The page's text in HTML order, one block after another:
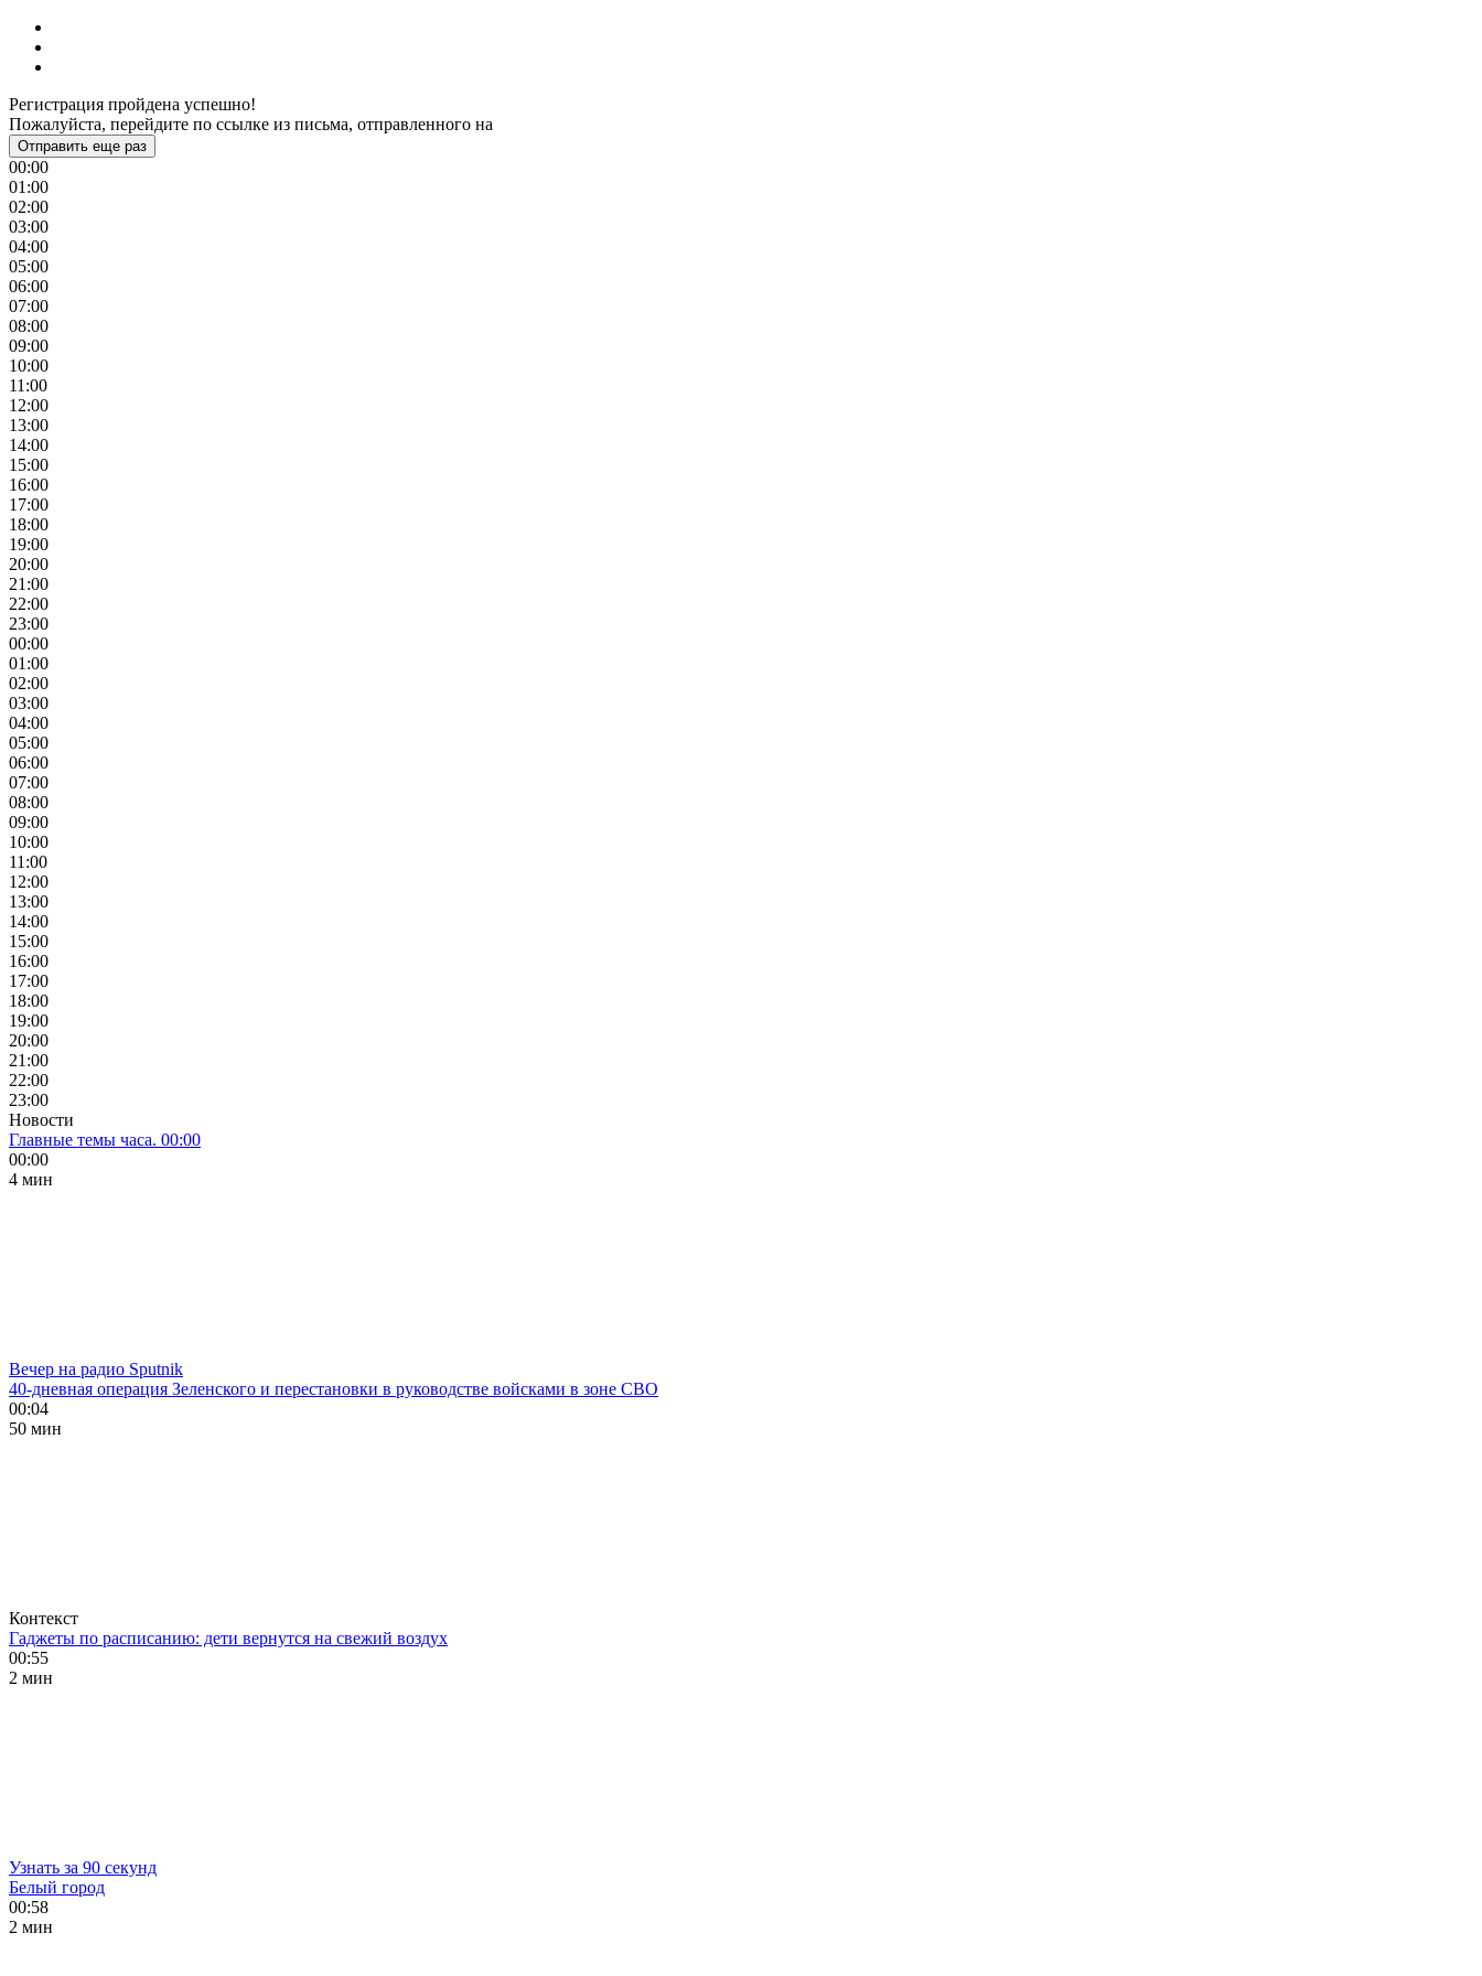
Регистрация пройдена успешно!
Пожалуйста, перейдите по ссылке из письма, отправленного на
Отправить еще раз
00:00
01:00
02:00
03:00
04:00
05:00
06:00
07:00
08:00
09:00
10:00
11:00
12:00
13:00
14:00
15:00
16:00
17:00
18:00
19:00
20:00
21:00
22:00
23:00
00:00
01:00
02:00
03:00
04:00
05:00
06:00
07:00
08:00
09:00
10:00
11:00
12:00
13:00
14:00
15:00
16:00
17:00
18:00
19:00
20:00
21:00
22:00
23:00
Новости
Главные темы часа. 00:00
00:00
4 мин
Вечер на радио Sputnik
40-дневная операция Зеленского и перестановки в руководстве войсками в зоне СВО
00:04
50 мин
Контекст
Гаджеты по расписанию: дети вернутся на свежий воздух
00:55
2 мин
Узнать за 90 секунд
Белый город
00:58
2 мин